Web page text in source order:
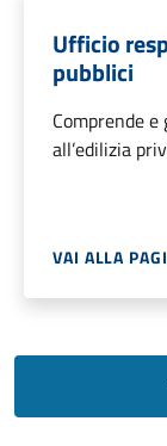
Ufficio
pubblici
Comprende
all’edilizia
VAI ALLA